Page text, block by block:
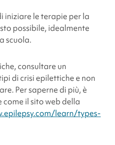
iniziare le terapie per la
possibile, idealmente
scuola.
consultare un
di crisi epilettiche e non
Per saperne di più, è
come il sito web della
learn/types-